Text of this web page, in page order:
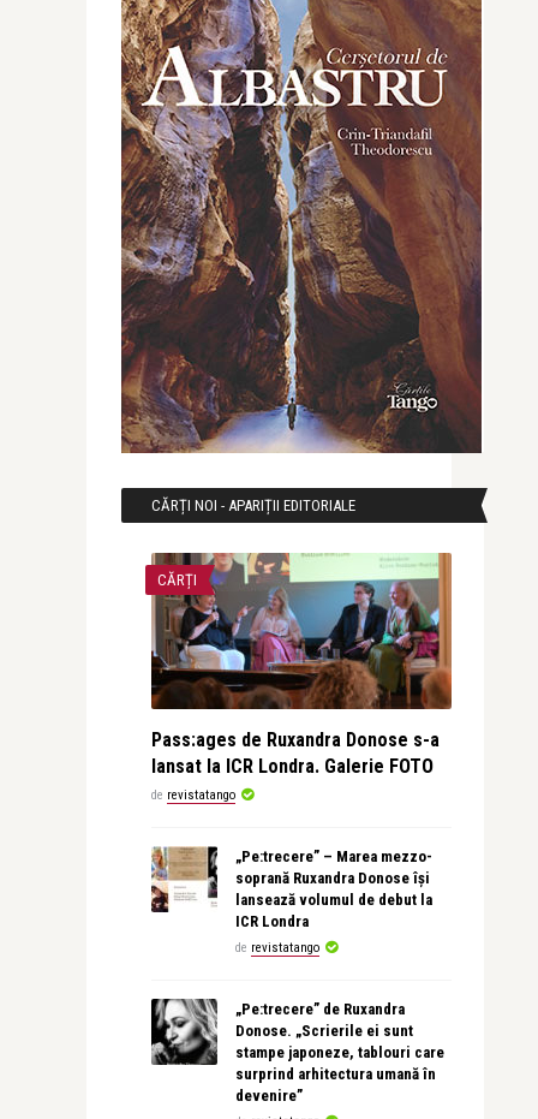
CĂRȚI NOI - APARIȚII EDITORIALE
CĂRȚI
Pass:ages de Ruxandra Donose s-a
lansat la ICR Londra. Galerie FOTO
de revistatango
„Pe:trecere” – Marea mezzo-
soprană Ruxandra Donose își
lansează volumul de debut la
ICR Londra
de revistatango
„Pe:trecere” de Ruxandra
Donose. „Scrierile ei sunt
stampe japoneze, tablouri care
surprind arhitectura umană în
devenire”